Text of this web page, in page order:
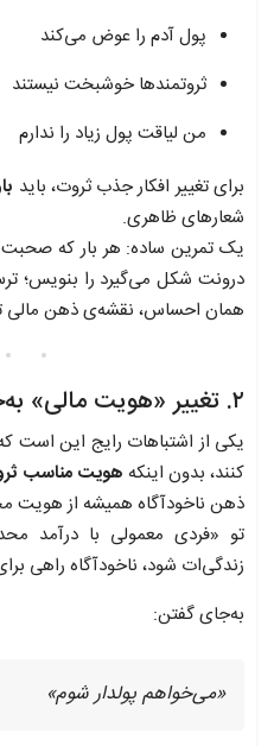
پول آدم را عوض می‌کند
ثروتمندها خوشبخت نیستند
من لیاقت پول زیاد را ندارم
برای تغییر افکار جذب ثروت، باید
شعارهای ظاهری.
یک تمرین ساده: هر بار که
درونت شکل می‌گیرد را بنویس؛
همان احساس، نقشه‌ی ذهن
۲. تغییر «هویت مالی» به‌جای تمرکز روی پول
یکی از اشتباهات رایج این است
کنند، بدون اینکه هویت مناسب
ذهن ناخودآگاه همیشه از هویت
تو «فردی معمولی با درآمد
زندگی‌ات شود، ناخودآگاه راهی
به‌جای گفتن:
«می‌خواهم پولدار شوم»